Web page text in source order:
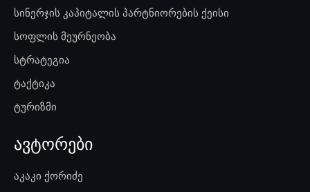
სინერჯის კაპიტალის პარტნიორების ქეისი
სოფლის მეურნეობა
სტრატეგია
ტაქტიკა
ტურიზმი
ავტორები
აკაკი ქორიძე